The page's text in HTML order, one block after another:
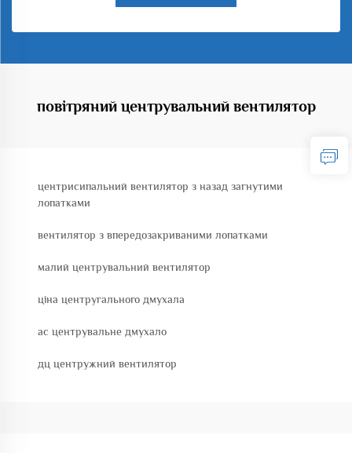
повітряний центрувальний вентилятор
центрисипальний вентилятор з назад загнутими
лопатками
вентилятор з впередозакриваними лопатками
малий центрувальний вентилятор
ціна центругального дмухала
ac центрувальне дмухало
дц центружний вентилятор